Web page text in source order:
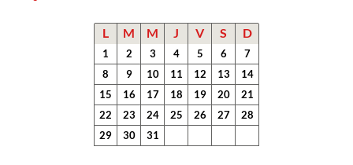
L M M J V S D
1 2 3 4 5 6
7
8
9 10 11 12 13
14
15
16 17 18 19 20
21
22
23 24 25 26 27
28
29
30 31